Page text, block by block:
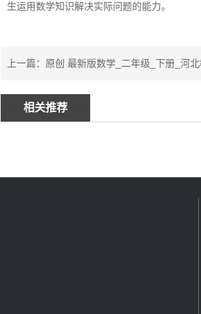
生运用数学知识解决实际问题的能力。
上一篇：原创 最新版数学_二年级_下册_河
相关推荐